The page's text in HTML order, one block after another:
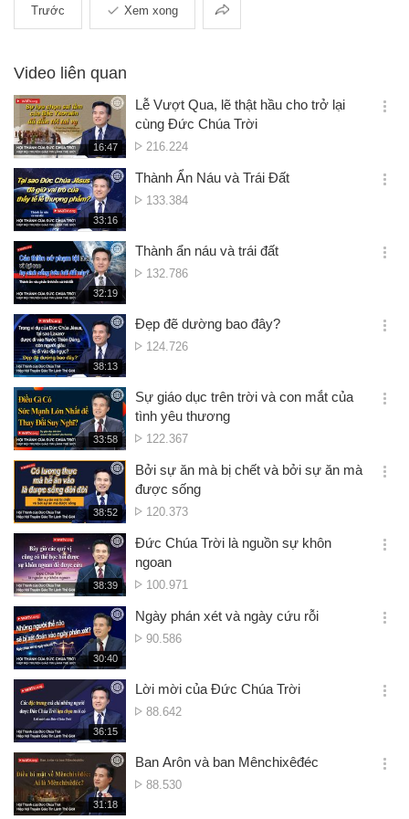
Trước Xem xong
Chia
sẻ
Video liên quan
재
생
시
간
16:47
Lễ Vượt Qua, lẽ thật hầu cho trở lại
cùng Đức Chúa Trời
Lượt
216.224
옵
기
재
생
시
간
33:16
Thành Ẩn Náu và Trái Đất
Lượt
133.384
옵
기
재
생
시
간
32:19
Thành ẩn náu và trái đất
Lượt
132.786
옵
기
재
생
시
간
38:13
Đẹp đẽ dường bao đây?
Lượt
124.726
옵
기
재
생
시
간
33:58
Sự giáo dục trên trời và con mắt của
tình yêu thương
Lượt
122.367
옵
기
재
생
시
간
38:52
Bởi sự ăn mà bị chết và bởi sự ăn mà
được sống
Lượt
120.373
옵
기
재
생
시
간
38:39
Đức Chúa Trời là nguồn sự khôn
ngoan
Lượt
100.971
옵
기
재
생
시
간
30:40
Ngày phán xét và ngày cứu rỗi
Lượt
90.586
옵
기
재
생
시
간
36:15
Lời mời của Đức Chúa Trời
Lượt
88.642
옵
기
재
31:18
Ban Arôn và ban Mênchixêđéc
Lượt
88.530
옵